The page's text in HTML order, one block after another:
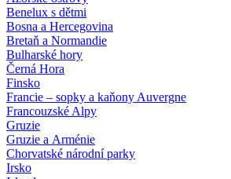
Benelux s dětmi
Bosna a Hercegovina
Bretaň a Normandie
Bulharské hory
Černá Hora
Finsko
Francie – sopky a kaňony Auvergne
Francouzské Alpy
Gruzie
Gruzie a Arménie
Chorvatské národní parky
Irsko